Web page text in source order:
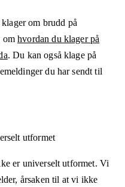
om brudd på
omhvordan du klager på
. Du kan også klage på
du har sendt til
utformet
er universelt utformet. Vi
årsaken til at vi ikke